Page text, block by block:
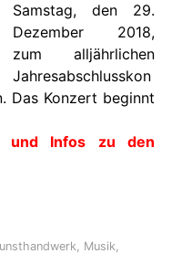
Samstag, den 29.
Dezember 2018,
zum alljährlichen
Jahresabschlusskon
Das Konzert beginnt
und Infos zu den
, Musik,